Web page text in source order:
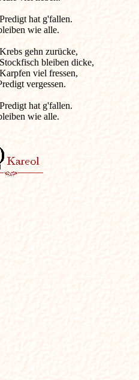
hat g'fallen.
wie alle.
gehn zurücke,
bleiben dicke,
viel fressen,
vergessen.
hat g'fallen.
wie alle.